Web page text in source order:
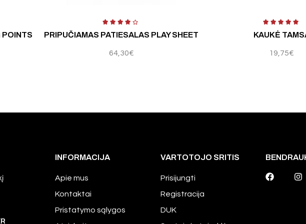
POINTS
PRIPUČIAMAS PATIESALAS PLAY SHEET
64,30€
KAUKĖ
19,75€
Įvertinimas:
INFORMACIJA
Apie mus
Kontaktai
Pristatymo sąlygos
VARTOTOJO SRITIS
Prisijungti
Registracija
DUK